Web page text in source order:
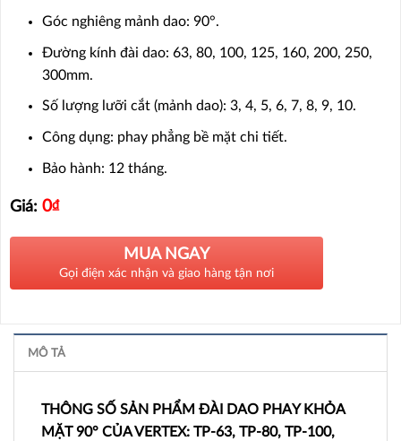
Góc nghiêng mảnh dao: 90°.
Đường kính đài dao: 63, 80, 100, 125, 160, 200, 250,
300mm.
Số lượng lưỡi cắt (mảnh dao): 3, 4, 5, 6, 7, 8, 9, 10.
Công dụng: phay phẳng bề mặt chi tiết.
Bảo hành: 12 tháng.
Giá: 0₫
MUA NGAY
Gọi điện xác nhận và giao hàng tận nơi
MÔ TẢ
THÔNG SỐ SẢN PHẨM ĐÀI DAO PHAY KHỎA
MẶT 90° CỦA VERTEX: TP-63, TP-80, TP-100,